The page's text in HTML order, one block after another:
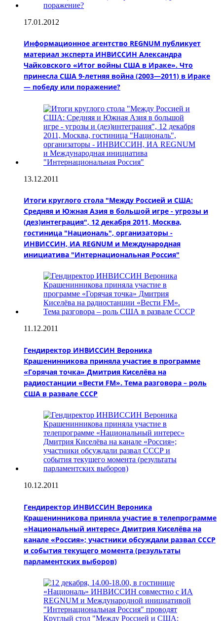
17.01.2012
Информационное агентство REGNUM публикует
материал эксперта ИНВИССИН Александра
Чайковского «Итог войны США в Ираке». Что
принесла США 9-летняя война (2003—2011) в Ираке
— победу или поражение?
13.12.2011
Итоги круглого стола "Между Россией и США:
Средняя и Южная Азия в большой игре - угрозы и
(дез)интеграция", 12 декабря 2011, Москва,
гостиница "Националь", организаторы -
ИНВИССИН, ИА REGNUM и Международная
инициатива "Интернациональная Россия"
11.12.2011
Гендиректор ИНВИССИН Вероника
Крашенинникова приняла участие в программе
«Горячая точка» Дмитрия Киселёва на
радиостанции «Вести FM». Тема разговора – роль
США в развале СССР
10.12.2011
Гендиректор ИНВИССИН Вероника
Крашенинникова приняла участие в телепрограмме
«Национальный интерес» Дмитрия Киселёва на
канале «Россия»; участники обсуждали развал СССР
и события текущего момента (результаты
парламентских выборов)